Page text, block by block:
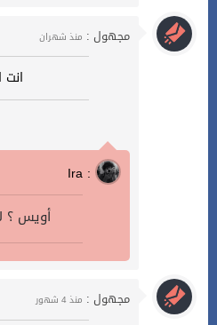
مجهول : منذ شهران
Ira :
أويس ؟
مجهول : منذ 4 شهور